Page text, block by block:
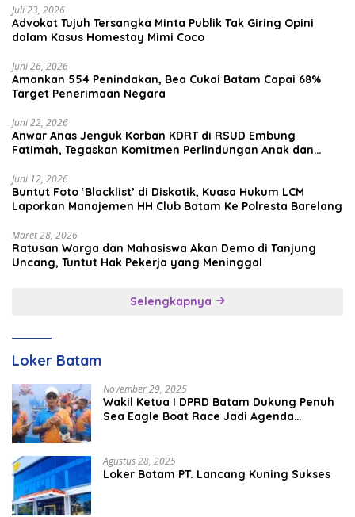
Juli 23, 2026
Advokat Tujuh Tersangka Minta Publik Tak Giring Opini
dalam Kasus Homestay Mimi Coco
Juni 26, 2026
Amankan 554 Penindakan, Bea Cukai Batam Capai 68%
Target Penerimaan Negara
Juni 22, 2026
Anwar Anas Jenguk Korban KDRT di RSUD Embung
Fatimah, Tegaskan Komitmen Perlindungan Anak dan
Juni 12, 2026
Buntut Foto ‘Blacklist’ di Diskotik, Kuasa Hukum LCM
Laporkan Manajemen HH Club Batam Ke Polresta Barelang
Maret 28, 2026
Ratusan Warga dan Mahasiswa Akan Demo di Tanjung
Uncang, Tuntut Hak Pekerja yang Meninggal
Selengkapnya
Loker Batam
November 29, 2025
Wakil Ketua I DPRD Batam Dukung Penuh
Sea Eagle Boat Race Jadi Agenda
Agustus 28, 2025
Loker Batam PT. Lancang Kuning Sukses